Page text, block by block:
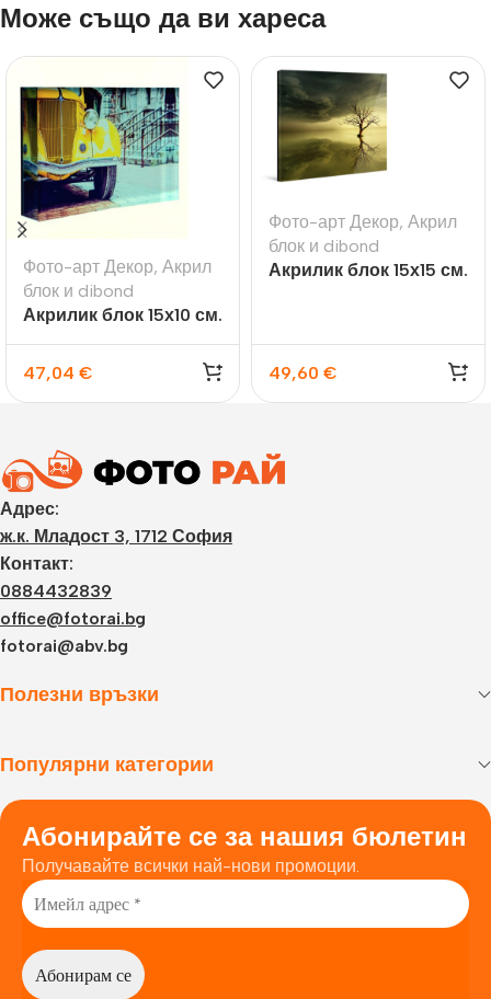
Може също да ви хареса
Фото-арт Декор, Акрил
блок и dibond
Акрилик блок 15х10 см.
/23 мм./
47,04 €
Фото-арт Декор, Акрил
блок и dibond
Акрилик блок 15х15 см.
49,60 €
Адрес:
ж.к. Младост 3, 1712 София
Контакт:
0884432839
office@fotorai.bg
fotorai@abv.bg
Полезни връзки
Популярни категории
Абонирайте се за нашия бюлетин
Получавайте всички най-нови промоции.